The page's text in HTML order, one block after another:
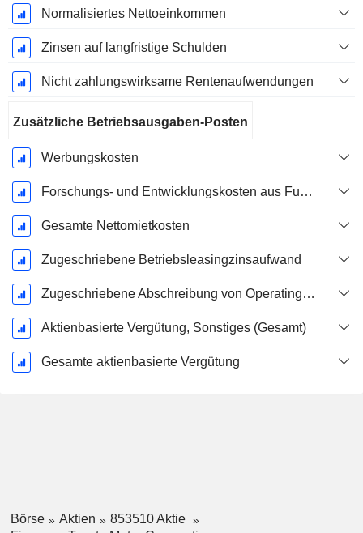
Normalisiertes Nettoeinkommen
Zinsen auf langfristige Schulden
Nicht zahlungswirksame Rentenaufwendungen
Zusätzliche Betriebsausgaben-Posten
Werbungskosten
Forschungs- und Entwicklungskosten aus Fußnoten
Gesamte Nettomietkosten
Zugeschriebene Betriebsleasingzinsaufwand
Zugeschriebene Abschreibung von Operating-Leasingverträgen
Aktienbasierte Vergütung, Sonstiges (Gesamt)
Gesamte aktienbasierte Vergütung
Börse Aktien
853510 Aktie